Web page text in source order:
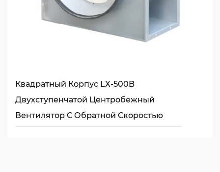
Квадратный Корпус LX-500B
Двухступенчатой ​​центробежный
Вентилятор С Обратной Скоростью